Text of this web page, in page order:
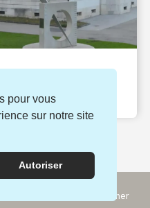
pour vous
sur notre site
Autoriser
Rechercher